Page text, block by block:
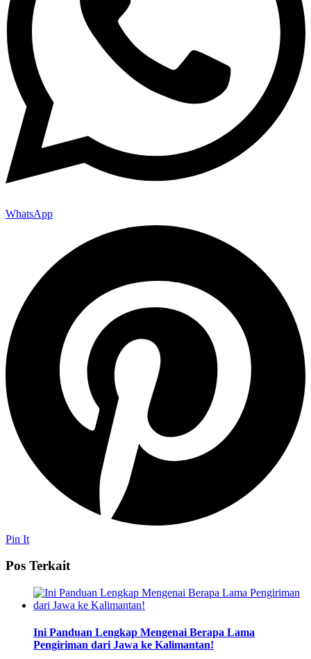
WhatsApp
Pin It
Pos Terkait
Ini Panduan Lengkap Mengenai Berapa Lama
Pengiriman dari Jawa ke Kalimantan!